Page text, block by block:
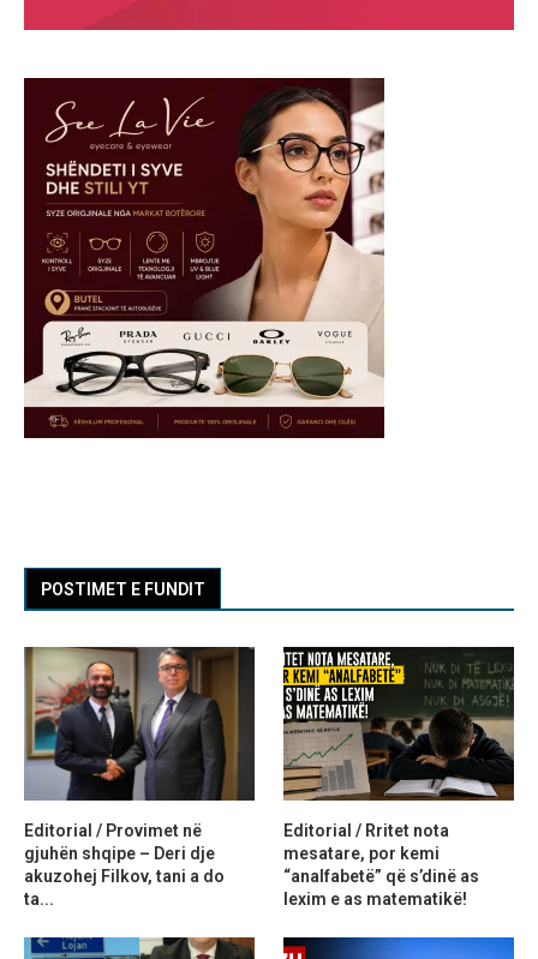
POSTIMET E FUNDIT
Editorial / Provimet në
gjuhën shqipe – Deri dje
akuzohej Filkov, tani a do
ta...
Editorial / Rritet nota
mesatare, por kemi
“analfabetë” që s’dinë as
lexim e as matematikë!